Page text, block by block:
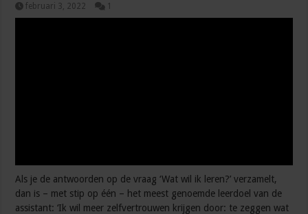
februari 3, 2022 1
Als je de antwoorden op de vraag ‘Wat wil ik leren?’ verzamelt,
dan is – met stip op één – het meest genoemde leerdoel van de
assistant: ‘Ik wil meer zelfvertrouwen krijgen door: te zeggen wat